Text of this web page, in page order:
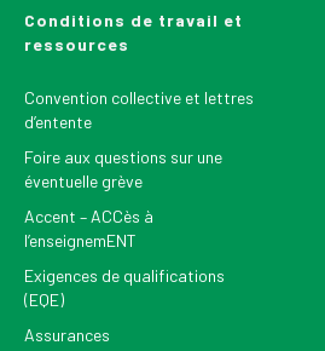
Conditions de travail et
ressources
Convention collective et lettres
d’entente
Foire aux questions sur une
éventuelle grève
Accent – ACCès à
l’enseignemENT
Exigences de qualifications
(EQE)
Assurances